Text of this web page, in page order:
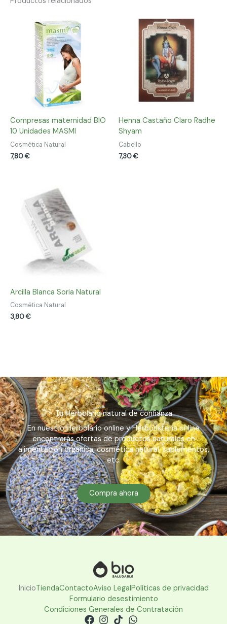
Compresas maternidad BIO
10 Unidades MASMI
Cosmética Natural
7,80€
Henna Castaño Claro Radhe
Shyam
Cabello
7,30€
Arcilla Blanca Soria Natural
Cosmética Natural
3,80€
Tu Herbolario natural de confianza
En nuestro Herbolario online y Herboristería online
encontrarás ofertas de productos naturales en
alimentación orgánica, cosmética natural, suplementos,
etc.
Compra ahora
InicioTiendaContactoAviso LegalPolíticas de privacidad
Formulario desestimiento
Condiciones Generales de Contratación